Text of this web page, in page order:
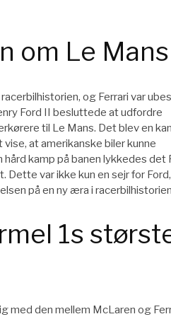
om Le Mans
og Ferrari var
Ford II besluttede at udfordre
til Le Mans. Det blev en
at amerikanske biler kunne
kamp på banen lykkedes det
Dette var ikke kun en sejr for
på en ny æra i
1s
med den mellem McLaren og